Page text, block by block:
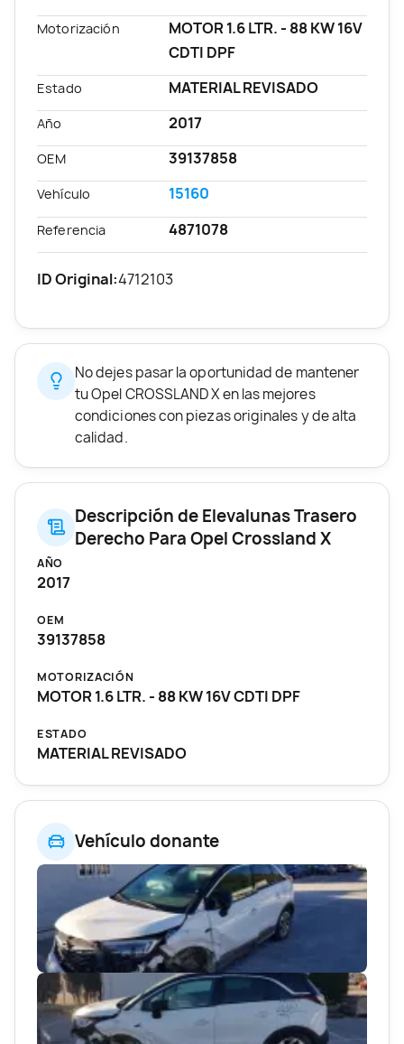
Vehículo donante
Motorización
MOTOR 1.6 LTR. - 88 KW 16V
CDTI DPF
Estado MATERIAL REVISADO
Año 2017
OEM 39137858
Vehículo 15160
Referencia 4871078
ID Original:4712103
No dejes pasar la oportunidad de mantener
tu Opel CROSSLAND X en las mejores
condiciones con piezas originales y de alta
calidad.
Descripción de Elevalunas Trasero
Derecho Para Opel Crossland X
AÑO
2017
OEM
39137858
MOTORIZACIÓN
MOTOR 1.6 LTR. - 88 KW 16V CDTI DPF
ESTADO
MATERIAL REVISADO